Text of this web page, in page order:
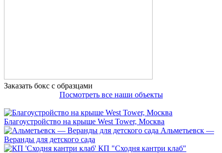
Заказать бокс с образцами
Посмотреть все наши объекты
Благоустройство на крыше West Tower, Москва
Альметьевск —
Веранды для детского сада
КП "Сходня кантри клаб"